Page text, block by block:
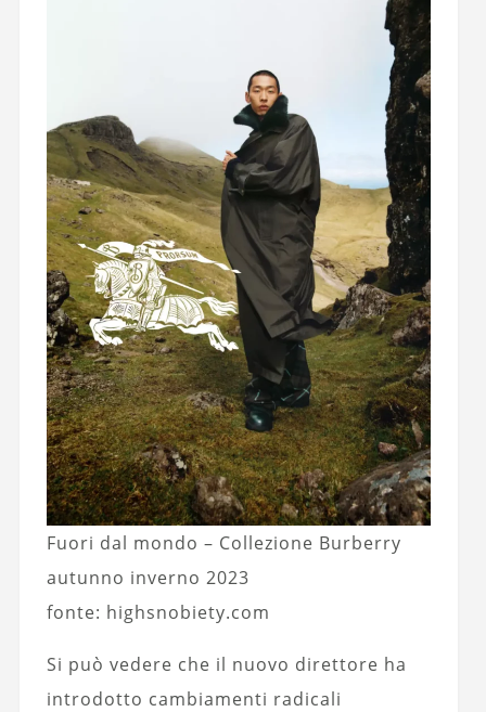
Fuori dal mondo – Collezione Burberry
autunno inverno 2023
fonte: highsnobiety.com
Si può vedere che il nuovo direttore ha
introdotto cambiamenti radicali